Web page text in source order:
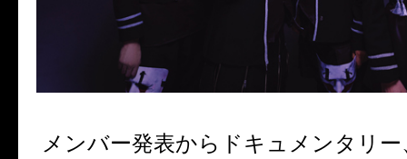
メンバー発表からドキュメンタリ